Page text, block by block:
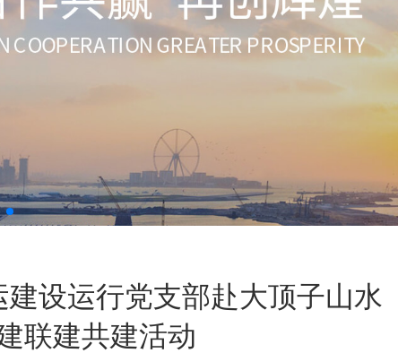
设运行党支部赴大顶子山水
联建共建活动